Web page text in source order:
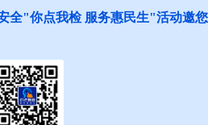
全"你点我检 服务惠民生"活动邀